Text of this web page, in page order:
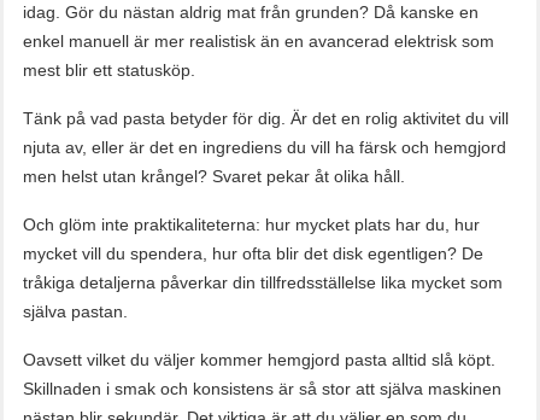
idag. Gör du nästan aldrig mat från grunden? Då kanske en
enkel manuell är mer realistisk än en avancerad elektrisk som
mest blir ett statusköp.
Tänk på vad pasta betyder för dig. Är det en rolig aktivitet du vill
njuta av, eller är det en ingrediens du vill ha färsk och hemgjord
men helst utan krångel? Svaret pekar åt olika håll.
Och glöm inte praktikaliteterna: hur mycket plats har du, hur
mycket vill du spendera, hur ofta blir det disk egentligen? De
tråkiga detaljerna påverkar din tillfredsställelse lika mycket som
själva pastan.
Oavsett vilket du väljer kommer hemgjord pasta alltid slå köpt.
Skillnaden i smak och konsistens är så stor att själva maskinen